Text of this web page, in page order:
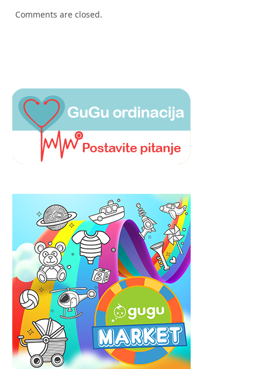
Comments are closed.